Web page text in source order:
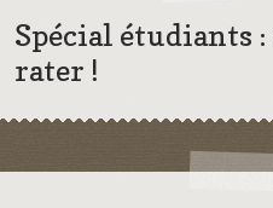
Spécial étudiants :
rater !